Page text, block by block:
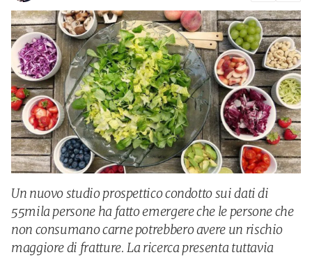
Un nuovo studio prospettico condotto sui dati di
55mila persone ha fatto emergere che le persone che
non consumano carne potrebbero avere un rischio
maggiore di fratture. La ricerca presenta tuttavia